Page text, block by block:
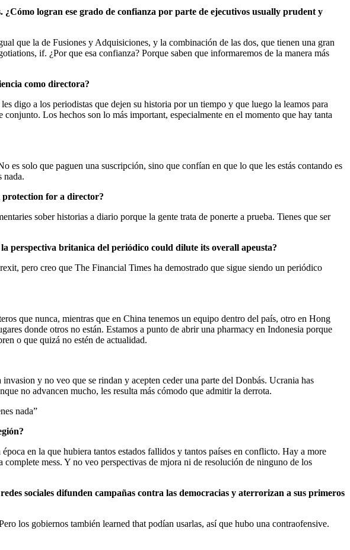
logran ese grado de confianza por parte de ejecutivos usually prudent y
que la de Fusiones y Adquisiciones, y la combinación de las dos, que tienen una gran
if. ¿Por que esa confianza? Porque saben que informaremos de la manera más
como directora?
digo a los periodistas que dejen su historia por un tiempo y que luego la leamos para
Los hechos son lo más important, especialmente en el momento que hay tanta
solo que paguen una suscripción, sino que confían en que lo que les estás contando es
nada.
protection for a director?
sober historias a diario porque la gente trata de ponerte a prueba. Tienes que ser
perspectiva britanica del periódico could dilute its overall apeusta?
pero creo que The Financial Times ha demostrado que sigue siendo un periódico
que nunca, mientras que en China tenemos un equipo dentro del país, otro en Hong
donde otros no están. Estamos a punto de abrir una pharmacy en Indonesia porque
o que quizá no estén de actualidad.
y no veo que se rindan y acepten ceder una parte del Donbás. Ucrania has
no advancen mucho, les resulta más cómodo que admitir la derrota.
nada”
en la que hubiera tantos estados fallidos y tantos países en conflicto. Hay a more
mess. Y no veo perspectivas de mjora ni de resolución de ninguno de los
sociales difunden campañas contra las democracias y aterrorizan a sus primeros
los gobiernos también learned that podían usarlas, así que hubo una contraofensive.